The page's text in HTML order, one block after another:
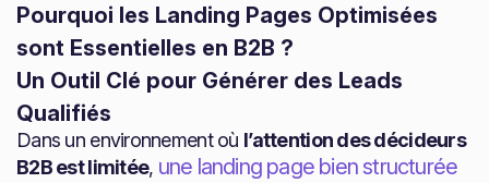
Pourquoi les Landing Pages Optimisées
sont Essentielles en B2B ?
Un Outil Clé pour Générer des Leads
Qualifiés
Dans un environnement où l’attention des décideurs
B2B est limitée, une landing page bien structurée